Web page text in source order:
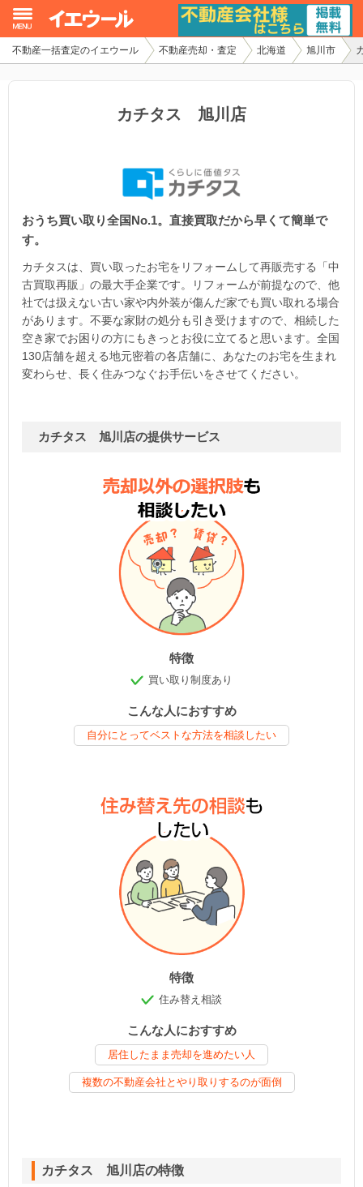
不動産一括査定のイエウール 不動産売却・査定 北海道 旭川市
カチタス 旭川店
おうち買い取り全国No.1。直接買取だから早くて簡単で
す。
カチタスは、買い取ったお宅をリフォームして再販売する「中
古買取再販」の最大手企業です。リフォームが前提なので、他
社では扱えない古い家や内外装が傷んだ家でも買い取れる場合
があります。不要な家財の処分も引き受けますので、相続した
空き家でお困りの方にもきっとお役に立てると思います。全国
130店舗を超える地元密着の各店舗に、あなたのお宅を生まれ
変わらせ、長く住みつなぐお手伝いをさせてください。
カチタス 旭川店の提供サービス
特徴
買い取り制度あり
こんな人におすすめ
自分にとってベストな方法を相談したい
特徴
住み替え相談
こんな人におすすめ
居住したまま売却を進めたい人
複数の不動産会社とやり取りするのが面倒
カチタス 旭川店の特徴
イエウール加盟希望の不動産会社様
不動産の売却・一括査定
家査定シミュレーター
お問い合わせ